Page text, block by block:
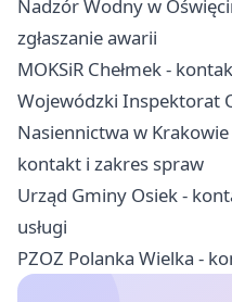
Nadzór Wodny w
zgłaszanie awarii
MOKSiR Chełmek -
Wojewódzki Inspektorat
Nasiennictwa w
kontakt i zakres spraw
Urząd Gminy Osiek -
usługi
PZOZ Polanka Wielka -